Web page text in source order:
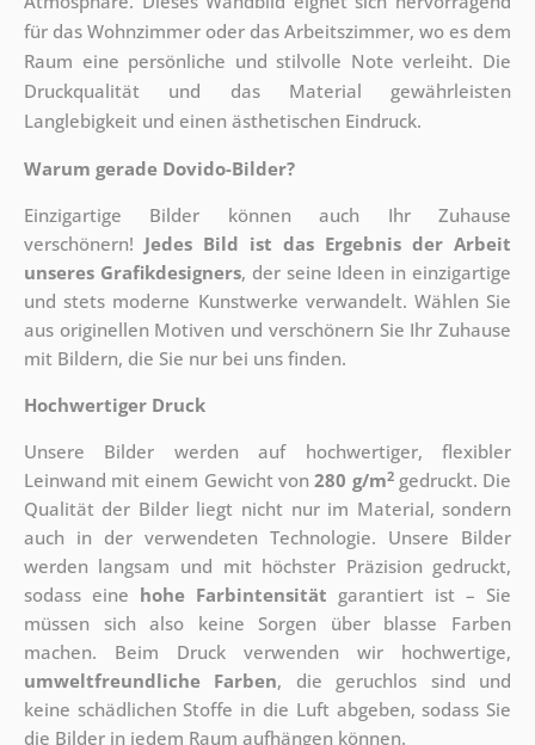
für das Wohnzimmer oder das Arbeitszimmer, wo es dem
Raum eine persönliche und stilvolle Note verleiht. Die
Druckqualität und das Material gewährleisten
Langlebigkeit und einen ästhetischen Eindruck.
Warum gerade Dovido-Bilder?
Einzigartige Bilder können auch Ihr Zuhause
verschönern! Jedes Bild ist das Ergebnis der Arbeit
unseres Grafikdesigners, der seine Ideen in einzigartige
und stets moderne Kunstwerke verwandelt. Wählen Sie
aus originellen Motiven und verschönern Sie Ihr Zuhause
mit Bildern, die Sie nur bei uns finden.
Hochwertiger Druck
Unsere Bilder werden auf hochwertiger, flexibler
Leinwand mit einem Gewicht von280 g/m2gedruckt. Die
Qualität der Bilder liegt nicht nur im Material, sondern
auch in der verwendeten Technologie. Unsere Bilder
werden langsam und mit höchster Präzision gedruckt,
sodass eine hohe Farbintensität garantiert ist – Sie
müssen sich also keine Sorgen über blasse Farben
machen. Beim Druck verwenden wir hochwertige,
umweltfreundliche Farben, die geruchlos sind und
keine schädlichen Stoffe in die Luft abgeben, sodass Sie
die Bilder in jedem Raum aufhängen können.